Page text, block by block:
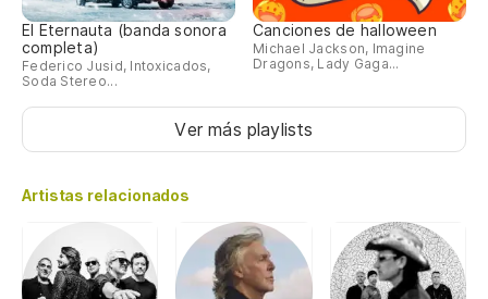
El Eternauta (banda sonora
completa)
Federico Jusid, Intoxicados,
Soda Stereo...
Canciones de halloween
Michael Jackson, Imagine
Dragons, Lady Gaga...
Ver más playlists
Artistas relacionados